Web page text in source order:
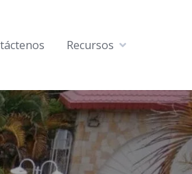
Recursos